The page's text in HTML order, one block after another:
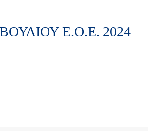
Ε.Ο.Ε. 2024